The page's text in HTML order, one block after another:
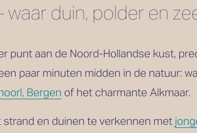
duin, polder en
punt aan de Noord-Hollandse kust,
paar minuten midden in de natuur:
Bergen of het charmante Alkmaar.
en duinen te verkennen met